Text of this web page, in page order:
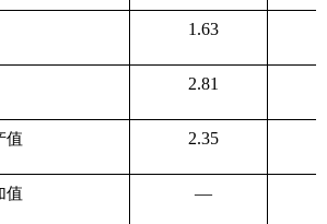
1.63
2.81
值 2.35
值 —